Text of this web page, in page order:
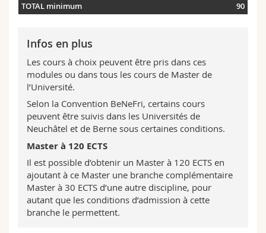
TOTAL minimum
90
Infos en plus
Les cours à choix peuvent être pris dans ces
modules ou dans tous les cours de Master de
l’Université.
Selon la Convention BeNeFri, certains cours
peuvent être suivis dans les Universités de
Neuchâtel et de Berne sous certaines conditions.
Master à 120 ECTS
Il est possible d’obtenir un Master à 120 ECTS en
ajoutant à ce Master une branche complémentaire
Master à 30 ECTS d’une autre discipline, pour
autant que les conditions d’admission à cette
branche le permettent.